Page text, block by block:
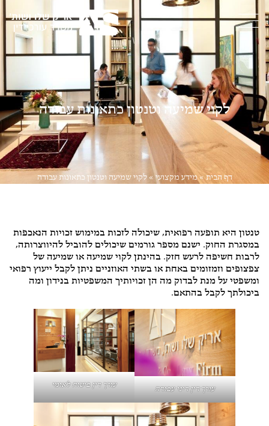
לקוי שמיעה וטנטון כתאונות עבודה
דף הבית»מידע מקצועי»לקוי שמיעה וטנטון כתאונות עבודה
טנטון היא תופעה רפואית, שיכולה לזכות במימוש זכויות הנאכפות
במסגרת החוק. ישנם מספר גורמים שיכולים להוביל להיווצרותה,
לרבות חשיפה לרעש חזק. בהינתן לקוי שמיעה או שמיעה של
צפצופים וזמזומים באחת או בשתי האוזניים ניתן לקבל ייעוץ רפואי
ומשפטי על מנת לבדוק מה הן זכויותיך המשפטיות בנידון ומה
ביכולתך לקבל בהתאם.
עורך דין דיני עבודה עורך דין ביטוח לאומי